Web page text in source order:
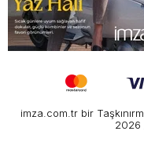
imza.com.tr bir
2026